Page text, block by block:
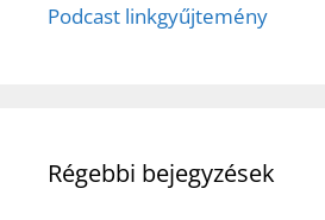
Podcast linkgyűjtemény
Régebbi bejegyzések